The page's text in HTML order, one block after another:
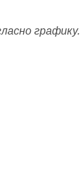
графику.